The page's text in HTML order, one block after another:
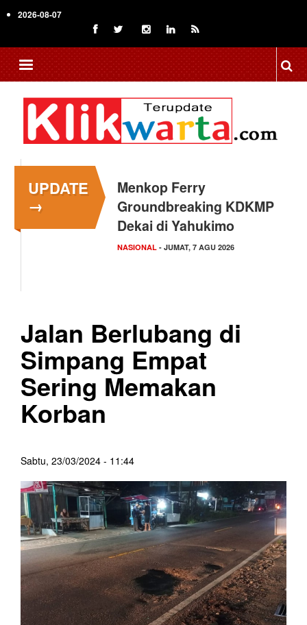
to
content
2026-08-07
UPDATE
→
Menkop Ferry
Groundbreaking KDKMP
Dekai di Yahukimo
NASIONAL - JUMAT, 7 AGU 2026
Jalan Berlubang di
Simpang Empat
Sering Memakan
Korban
Sabtu, 23/03/2024 - 11:44